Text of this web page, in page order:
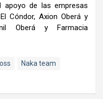
apoyo de las empresas
Cóndor, Axion Oberá y
Oberá y Farmacia
Naka team